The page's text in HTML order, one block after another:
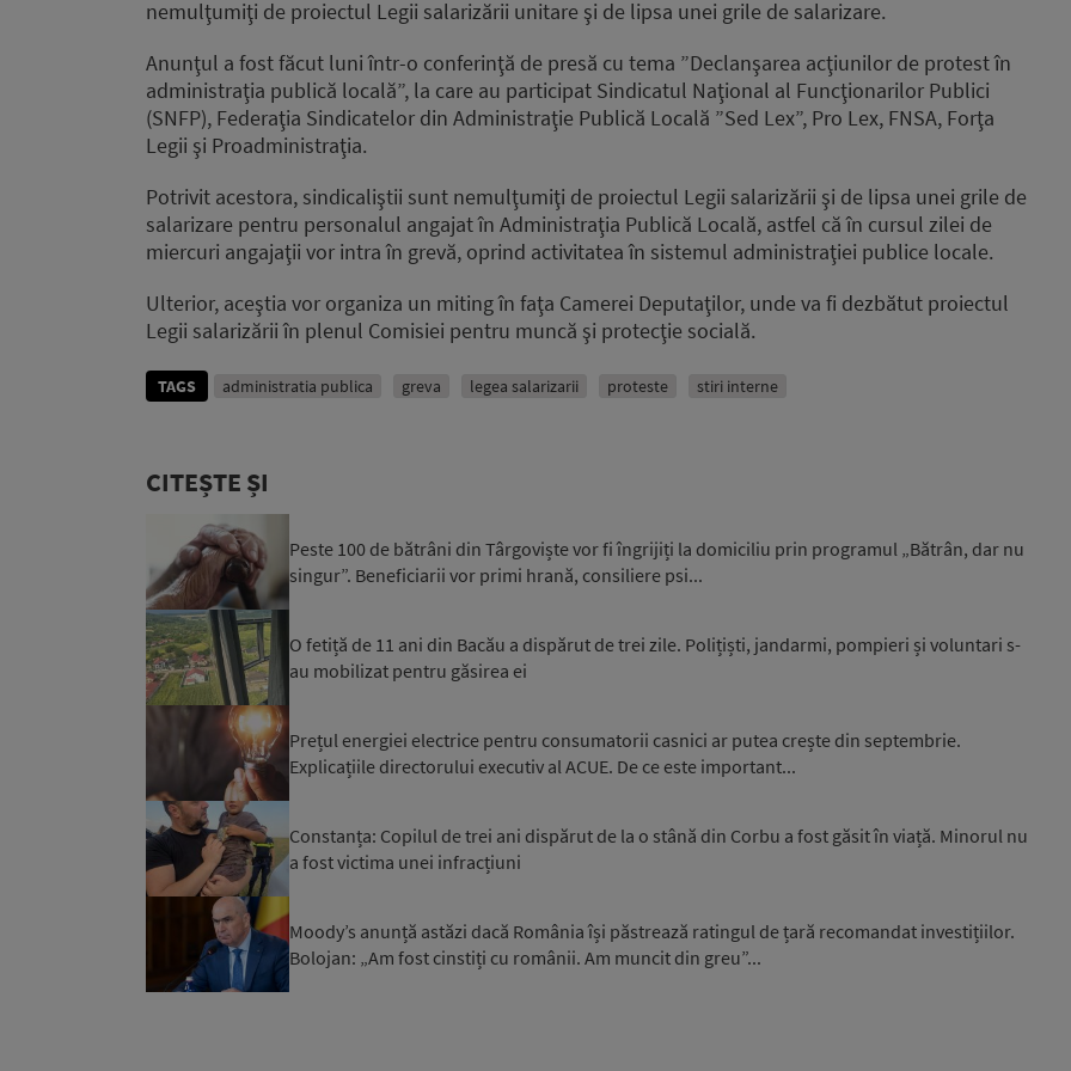
nemulţumiţi de proiectul Legii salarizării unitare şi de lipsa unei grile de salarizare.
Anunţul a fost făcut luni într-o conferinţă de presă cu tema ”Declanşarea acţiunilor de protest în
administraţia publică locală”, la care au participat Sindicatul Naţional al Funcţionarilor Publici
(SNFP), Federaţia Sindicatelor din Administraţie Publică Locală ”Sed Lex”, Pro Lex, FNSA, Forţa
Legii şi Proadministraţia.
Potrivit acestora, sindicaliştii sunt nemulţumiţi de proiectul Legii salarizării şi de lipsa unei grile de
salarizare pentru personalul angajat în Administraţia Publică Locală, astfel că în cursul zilei de
miercuri angajaţii vor intra în grevă, oprind activitatea în sistemul administraţiei publice locale.
Ulterior, aceştia vor organiza un miting în faţa Camerei Deputaţilor, unde va fi dezbătut proiectul
Legii salarizării în plenul Comisiei pentru muncă şi protecţie socială.
TAGS administratia publica greva legea salarizarii proteste stiri interne
CITEȘTE ȘI
Peste 100 de bătrâni din Târgoviște vor fi îngrijiți la domiciliu prin programul „Bătrân, dar nu
singur”. Beneficiarii vor primi hrană, consiliere psi...
O fetiță de 11 ani din Bacău a dispărut de trei zile. Polițiști, jandarmi, pompieri și voluntari s-
au mobilizat pentru găsirea ei
Prețul energiei electrice pentru consumatorii casnici ar putea crește din septembrie.
Explicațiile directorului executiv al ACUE. De ce este important...
Constanța: Copilul de trei ani dispărut de la o stână din Corbu a fost găsit în viață. Minorul nu
a fost victima unei infracțiuni
Moody’s anunță astăzi dacă România își păstrează ratingul de țară recomandat investițiilor.
Bolojan: „Am fost cinstiți cu românii. Am muncit din greu”...